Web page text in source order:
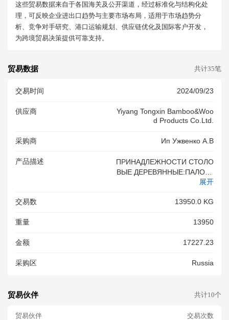
这些贸易数据来自于各国海关及公开渠道，经过标准化与结构化处
理，可反映企业进出口趋势与主要市场布局，适用于市场趋势分
析、竞争对手研究、港口运输规划、供应链优化及国际客户开发，
为跨境贸易决策提供可靠支持。
贸易数据 共计35笔
交易时间 2024/09/23
供应商
Yiyang Tongxin Bamboo&woo
D Products Co.ltd.
采购商 Ип Ужвенко А.в
产品描述
ПРИНАДЛЕЖНОСТИ СТОЛО
ВЫЕ ДЕРЕВЯННЫЕ:ПАЛОЧК
И ДЛЯ ЕДЫ БАМБУКОВЫЕ,
К, СКРЕПЛЕННЫХ ВМЕСТЕ,
10*4.8 ММ - 1 860 000 ПАР У
ОК ПО 3000 ПАР В КАЖДОЙ.
展开
交易数 13950.0 KG
重量 13950
金额 17227.23
采购区 Russia
贸易伙伴 共计10个
贸易伙伴 交易次数